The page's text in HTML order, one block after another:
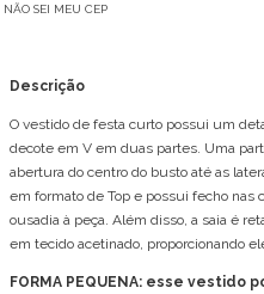
NÃO SEI MEU CEP
Descrição
O vestido de festa curto possui um
decote em V em duas partes. Uma
abertura do centro do busto até as
em formato de Top e possui fecho nas
ousadia à peça. Além disso, a saia é
em tecido acetinado, proporcionando
FORMA PEQUENA: esse vestido